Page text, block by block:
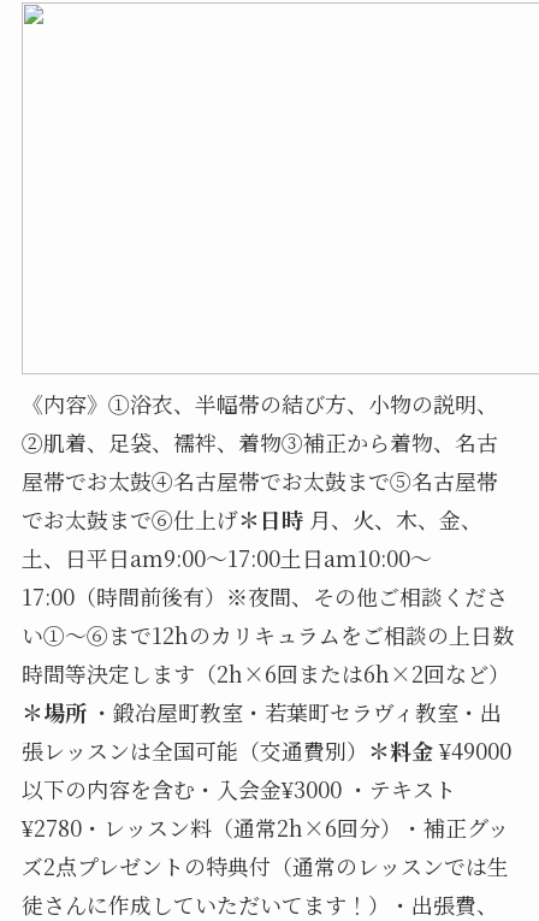
《内容》①浴衣、半幅帯の結び方、小物の説明、
②肌着、足袋、襦袢、着物③補正から着物、名古
屋帯でお太鼓④名古屋帯でお太鼓まで⑤名古屋帯
でお太鼓まで⑥仕上げ＊日時月、火、木、金、
土、日平日am9:00〜17:00土日am10:00〜
17:00（時間前後有）※夜間、その他ご相談くださ
い①〜⑥まで12hのカリキュラムをご相談の上日数
時間等決定します（2h×6回または6h×2回など）
＊場所 ・鍛冶屋町教室・若葉町セラヴィ教室・出
張レッスンは全国可能（交通費別） ＊料金¥49000
以下の内容を含む・入会金¥3000 ・テキスト
¥2780・レッスン料（通常2h×6回分）・補正グッ
ズ2点プレゼントの特典付（通常のレッスンでは生
徒さんに作成していただいてます！）・出張費、